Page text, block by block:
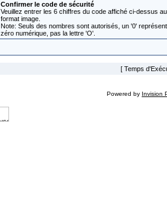
Confirmer le code de sécurité
Veuillez entrer les 6 chiffres du code affiché ci-dessus au
format image.
Note: Seuls des nombres sont autorisés, un '0'
zéro numérique, pas la lettre 'O'.
[ Temps
Powered by Invision